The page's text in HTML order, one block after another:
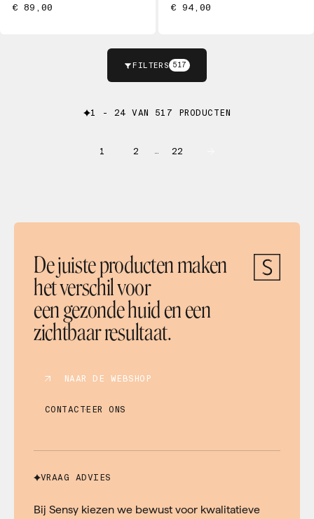
€ 89,00 € 94,00
FILTERS 517
1 - 24 VAN 517 PRODUCTEN
1 2 … 22
De juiste producten maken
het verschil voor
een gezonde huid en een
zichtbaar resultaat.
NAAR DE WEBSHOP
CONTACTEER ONS
VRAAG ADVIES
Bij Sensy kiezen we bewust voor kwalitatieve